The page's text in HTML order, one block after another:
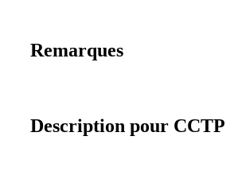
Remarques
Description pour CCTP